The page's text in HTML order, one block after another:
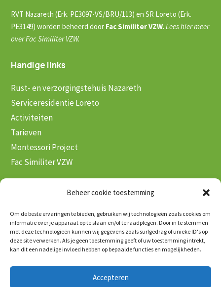
Beheer cookie toestemming
Om de beste ervaringen te bieden, gebruiken wij technologieën zoals cookies om
informatie over je apparaat op te slaan en/of te raadplegen. Door in te stemmen
met deze technologieën kunnen wij gegevens zoals surfgedrag of unieke ID's op
deze site verwerken. Als je geen toestemming geeft of uw toestemming intrekt,
kan dit een nadelige invloed hebben op bepaalde functies en mogelijkheden.
Accepteren
RVT Nazareth (Erk. PE3097-VS/BRU/113) en SR Loreto (Erk.
PE3149) worden beheerd door Fac Similiter VZW.Lees hier meer
over Fac Similiter VZW.
Handige links
Rust- en verzorgingstehuis Nazareth
Serviceresidentie Loreto
Activiteiten
Tarieven
Montessori Project
Fac Similiter VZW
Contact en Ligging
Waarden & Visie
Ons team